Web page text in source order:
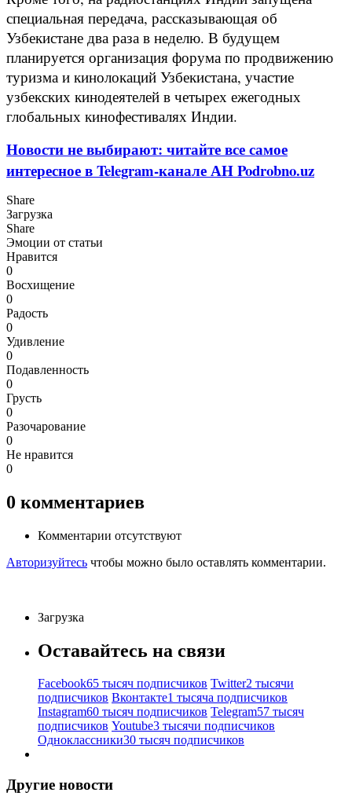
специальная передача, рассказывающая об
Узбекистане два раза в неделю. В будущем
планируется организация форума по продвижению
туризма и кинолокаций Узбекистана, участие
узбекских кинодеятелей в четырех ежегодных
глобальных кинофестивалях Индии.
Новости не выбирают: читайте все самое
интересное в Telegram-канале АН Podrobno.uz
Share
Загрузка
Share
Эмоции от статьи
Нравится
0
Восхищение
0
Радость
0
Удивление
0
Подавленность
0
Грусть
0
Разочарование
0
Не нравится
0
0 комментариев
Комментарии отсутствуют
Авторизуйтесь чтобы можно было оставлять комментарии.
Загрузка
Оставайтесь на связи
Facebook65 тысяч подписчиков Twitter2 тысячи
подписчиков Вконтакте1 тысяча подписчиков
Instagram60 тысяч подписчиков Telegram57 тысяч
подписчиков Youtube3 тысячи подписчиков
Одноклассники30 тысяч подписчиков
Другие новости